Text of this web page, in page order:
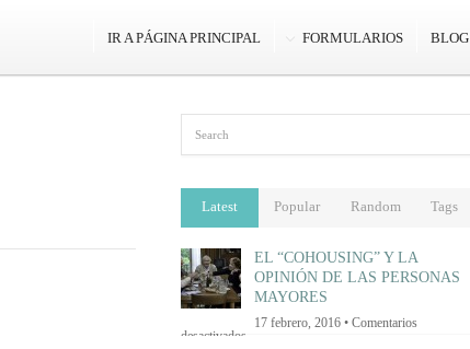
IR A PÁGINA PRINCIPAL FORMULARIOS BLOG
Latest Popular Random Tags
EL “COHOUSING” Y LA
OPINIÓN DE LAS PERSONAS
MAYORES
17 febrero, 2016 • Comentarios
desactivadosen